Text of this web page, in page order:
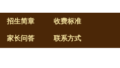
招生简章 收费标准
家长问答 联系方式